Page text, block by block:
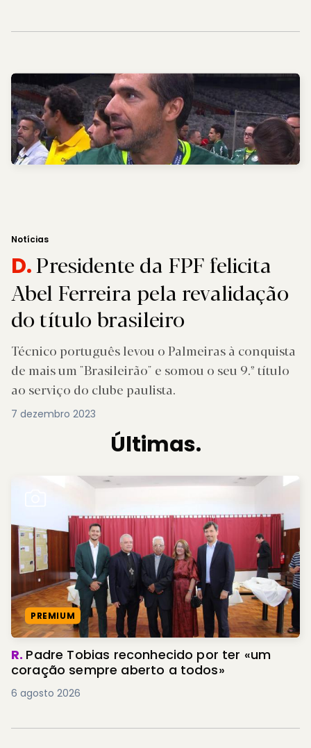
Notícias
D.Presidente da FPF felicita
Abel Ferreira pela revalidação
do título brasileiro
Técnico português levou o Palmeiras à conquista
de mais um "Brasileirão" e somou o seu 9.º título
ao serviço do clube paulista.
7 dezembro 2023
Últimas.
PREMIUM
R. Padre Tobias reconhecido por ter «um
coração sempre aberto a todos»
6 agosto 2026